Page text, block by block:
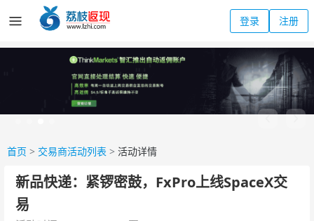
登录 注册
首页 > 交易商活动列表 > 活动详情
新品快递：紧锣密鼓，FxPro上线SpaceX交
易